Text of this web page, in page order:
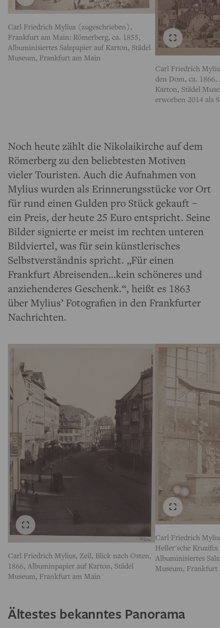
Carl Friedrich Mylius (zugeschrieben),
Frankfurt am Main: Römerberg, ca. 1855,
Albuminisiertes Salzpapier auf Karton, Städel
Museum, Frankfurt am Main
Carl Friedrich
den Dom, ca.
Karton, Städel
erworben 2014 als
Noch heute zählt die Nikolaikirche auf dem
Römerberg zu den beliebtesten Motiven
vieler Touristen. Auch die Aufnahmen von
Mylius wurden als Erinnerungsstücke vor Ort
für rund einen Gulden pro Stück gekauft –
ein Preis, der heute 25 Euro entspricht. Seine
Bilder signierte er meist im rechten unteren
Bildviertel, was für sein künstlerisches
Selbstverständnis spricht. „Für einen
Frankfurt Abreisenden…kein schöneres und
anziehenderes Geschenk.“, heißt es 1863
über Mylius’ Fotografien in den Frankfurter
Nachrichten.
Carl Friedrich Mylius, Zeil, Blick nach Osten,
1866, Albuminpapier auf Karton, Städel
Museum, Frankfurt am Main
Carl Friedrich
Heller'sche Kruzifix
Albuminisiertes
Museum, Frankfurt
Ältestes bekanntes Panorama